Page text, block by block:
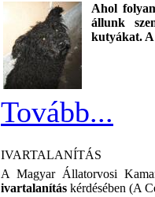
Ahol
állunk
kutyákat. A
Tovább...
IVARTALANÍTÁS
A Magyar Állatorvosi
ivartalanítás kérdésében (A